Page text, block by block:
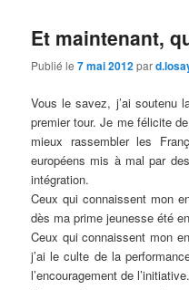
Et maintenant,
Publié le7 mai 2012par
Vous le savez, j’ai soutenu
premier tour. Je me félicite
mieux rassembler les
européens mis à mal par
intégration.
Ceux qui connaissent mon
dès ma prime jeunesse été
Ceux qui connaissent mon
j’ai le culte de la
l’encouragement de l’initiative.